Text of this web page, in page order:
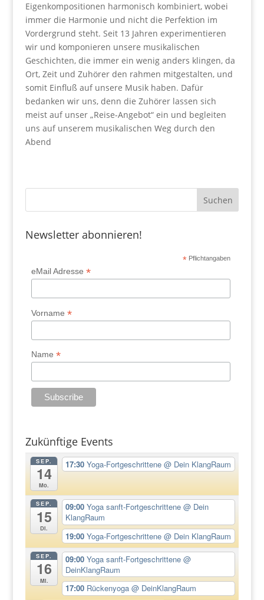
Eigenkompositionen harmonisch kombiniert, wobei
immer die Harmonie und nicht die Perfektion im
Vordergrund steht. Seit 13 Jahren experimentieren
wir und komponieren unsere musikalischen
Geschichten, die immer ein wenig anders klingen, da
Ort, Zeit und Zuhörer den rahmen mitgestalten, und
somit Einfluß auf unsere Musik haben. Dafür
bedanken wir uns, denn die Zuhörer lassen sich
meist auf unser „Reise-Angebot“ ein und begleiten
uns auf unserem musikalischen Weg durch den
Abend
Newsletter abonnieren!
* Pflichtangaben
eMail Adresse*
Vorname*
Name*
Zukünftige Events
SEP.
14
Mo.
17:30Yoga-Fortgeschrittene@ Dein KlangRaum
SEP.
15
Di.
09:00Yoga sanft-Fortgeschrittene@ Dein
KlangRaum
19:00Yoga-Fortgeschrittene@ Dein KlangRaum
SEP.
16
Mi.
09:00Yoga sanft-Fortgeschrittene@
DeinKlangRaum
17:00 Rückenyoga@ DeinKlangRaum